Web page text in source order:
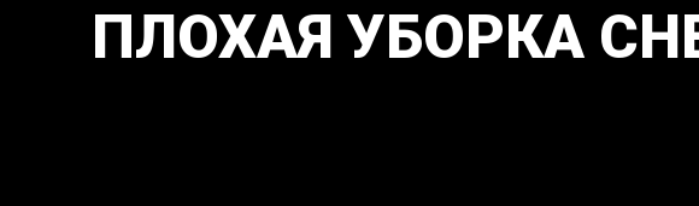
ПЛОХАЯ УБОРКА